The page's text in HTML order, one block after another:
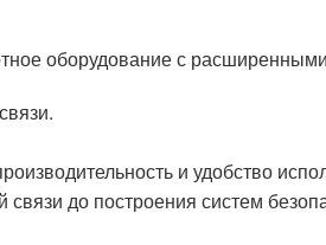
оборудованиес расширенными
связи.
и удобство
до построения систем